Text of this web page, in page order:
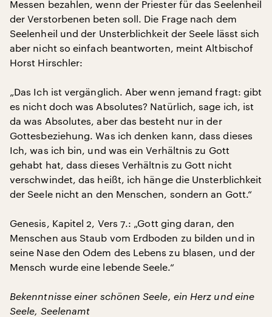
Messen bezahlen, wenn der Priester für das Seelenheil
der Verstorbenen beten soll. Die Frage nach dem
Seelenheil und der Unsterblichkeit der Seele lässt sich
aber nicht so einfach beantworten, meint Altbischof
Horst Hirschler:
„Das Ich ist vergänglich. Aber wenn jemand fragt: gibt
es nicht doch was Absolutes? Natürlich, sage ich, ist
da was Absolutes, aber das besteht nur in der
Gottesbeziehung. Was ich denken kann, dass dieses
Ich, was ich bin, und was ein Verhältnis zu Gott
gehabt hat, dass dieses Verhältnis zu Gott nicht
verschwindet, das heißt, ich hänge die Unsterblichkeit
der Seele nicht an den Menschen, sondern an Gott.“
Genesis, Kapitel 2, Vers 7.: „Gott ging daran, den
Menschen aus Staub vom Erdboden zu bilden und in
seine Nase den Odem des Lebens zu blasen, und der
Mensch wurde eine lebende Seele.“
Bekenntnisse einer schönen Seele, ein Herz und eine
Seele, Seelenamt